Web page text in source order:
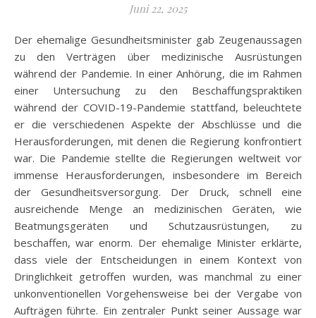
Juni 22, 2025
Der ehemalige Gesundheitsminister gab Zeugenaussagen
zu den Verträgen über medizinische Ausrüstungen
während der Pandemie. In einer Anhörung, die im Rahmen
einer Untersuchung zu den Beschaffungspraktiken
während der COVID-19-Pandemie stattfand, beleuchtete
er die verschiedenen Aspekte der Abschlüsse und die
Herausforderungen, mit denen die Regierung konfrontiert
war. Die Pandemie stellte die Regierungen weltweit vor
immense Herausforderungen, insbesondere im Bereich
der Gesundheitsversorgung. Der Druck, schnell eine
ausreichende Menge an medizinischen Geräten, wie
Beatmungsgeräten und Schutzausrüstungen, zu
beschaffen, war enorm. Der ehemalige Minister erklärte,
dass viele der Entscheidungen in einem Kontext von
Dringlichkeit getroffen wurden, was manchmal zu einer
unkonventionellen Vorgehensweise bei der Vergabe von
Aufträgen führte. Ein zentraler Punkt seiner Aussage war